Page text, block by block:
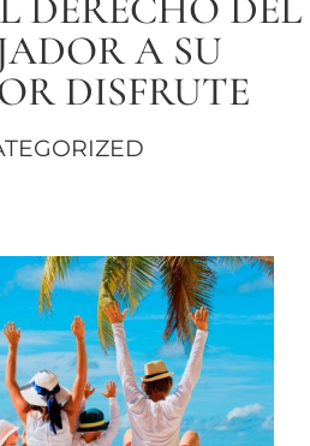
DERECHO DEL
A SU
DISFRUTE